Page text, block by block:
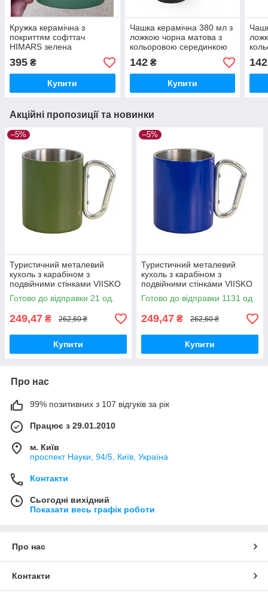
Кружка керамічна з
покриттям софттач
HIMARS зелена
395 ₴
Купити
Чашка керамічна 380 мл з
ложкою чорна матова з
кольоровою серединкою
BERTINA блакитна
142₴
Купити
142
Акційні пропозиції та новинки
–5%
Туристичний металевий
кухоль з карабіном з
подвійними стінками VIISKO
300 мл хакі
Готово до відправки 21 од.
249,47 ₴ 262,60 ₴
Купити
–5%
Туристичний металевий
кухоль з карабіном з
подвійними стінками VIISKO
300 мл синій
Готово до відправки 1131 од.
249,47 ₴ 262,60 ₴
Купити
Про нас
99% позитивних з 107 відгуків за рік
Працює з 29.01.2010
м. Київ
проспект Науки, 94/5, Київ, Україна
Контакти
Сьогодні вихідний
Показати весь графік роботи
Про нас
Контакти